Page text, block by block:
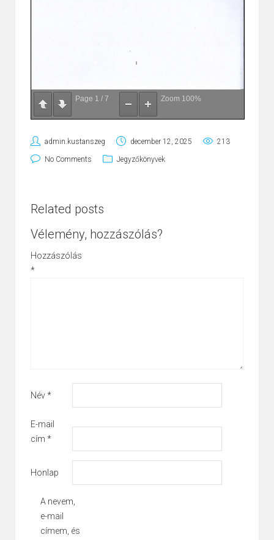
Page 1 / 7 Zoom 100%
admin.kustanszeg december 12, 2025 213
No Comments Jegyzőkönyvek
Related posts
Vélemény, hozzászólás?
Hozzászólás
*
Név*
E-mail
cím *
Honlap
A nevem,
e-mail
címem, és